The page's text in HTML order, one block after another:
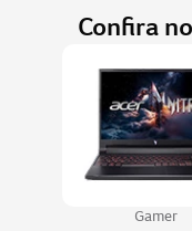
Confira
Gamer